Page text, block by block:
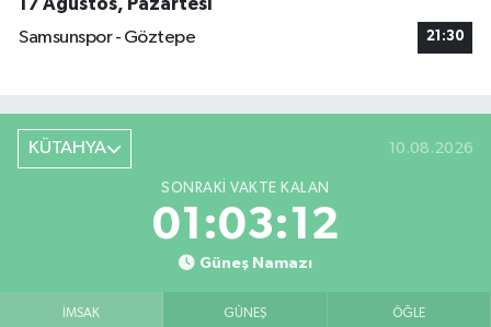
Samsunspor - Göztepe
21:30
KÜTAHYA 10.08.2026
SONRAKI VAKTE KALAN
01:03:11
Güneş Namazı
İMSAK GÜNEŞ ÖĞLE